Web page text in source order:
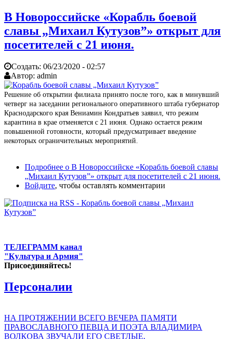
В Новороссийске «Корабль боевой
славы „Михаил Кутузов”» открыт для
посетителей с 21 июня.
Создать: 06/23/2020 - 02:57
Автор: admin
Решение об открытии филиала принято после того, как в минувший
четверг на заседании регионального оперативного штаба губернатор
Краснодарского края Вениамин Кондратьев заявил, что режим
карантина в крае отменяется с 21 июня. Однако остается режим
повышенной готовности, который предусматривает введение
некоторых ограничительных мероприятий.
Подробнее о В Новороссийске «Корабль боевой славы
„Михаил Кутузов”» открыт для посетителей с 21 июня.
Войдите, чтобы оставлять комментарии
ТЕЛЕГРАММ канал
"Культура и Армия"
Присоединяйтесь!
Персоналии
НА ПРОТЯЖЕНИИ ВСЕГО ВЕЧЕРА ПАМЯТИ
ПРАВОСЛАВНОГО ПЕВЦА И ПОЭТА ВЛАДИМИРА
ВОЛКОВА ЗВУЧАЛИ ЕГО СВЕТЛЫЕ,